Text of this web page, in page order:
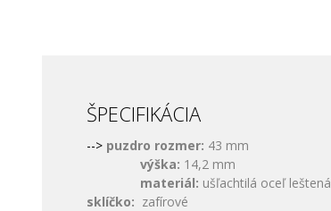
ŠPECIFIKÁCIA
--> puzdro rozmer: 43 mm
výška: 14,2 mm
materiál: ušľachtilá oceľ leštená
sklíčko: zafírové